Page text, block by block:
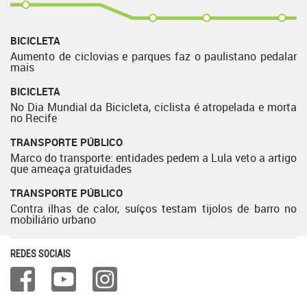
BICICLETA
Aumento de ciclovias e parques faz o paulistano pedalar
mais
BICICLETA
No Dia Mundial da Bicicleta, ciclista é atropelada e morta
no Recife
TRANSPORTE PÚBLICO
Marco do transporte: entidades pedem a Lula veto a artigo
que ameaça gratuidades
TRANSPORTE PÚBLICO
Contra ilhas de calor, suíços testam tijolos de barro no
mobiliário urbano
REDES SOCIAIS